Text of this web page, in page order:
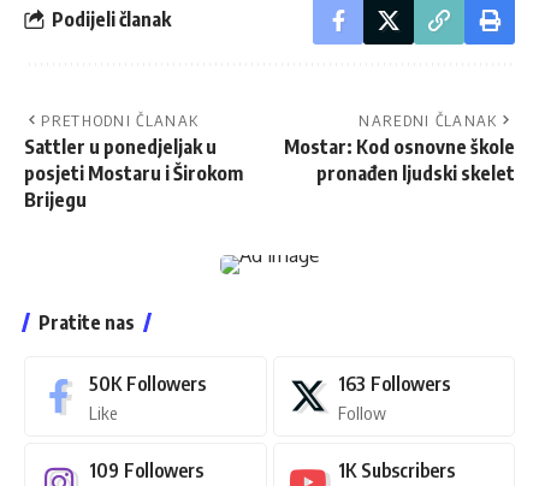
Podijeli članak
PRETHODNI ČLANAK
Sattler u ponedjeljak u
posjeti Mostaru i Širokom
Brijegu
NAREDNI ČLANAK
Mostar: Kod osnovne škole
pronađen ljudski skelet
Pratite nas
50K Followers
Like
163 Followers
Follow
109 Followers 1K Subscribers